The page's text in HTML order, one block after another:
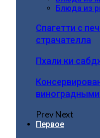
Блюда из
Спагетти с
страчателла
Пхали ки
PrevNext
Первое